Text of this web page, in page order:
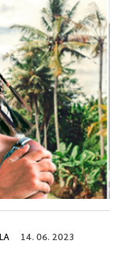
14. 06. 2023